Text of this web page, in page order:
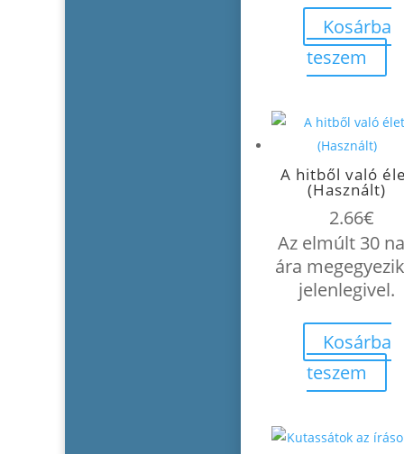
Kosárba
teszem
A hitből való
(Használt)
2.66€
Az elmúlt 30
ára
jelenlegivel.
Kosárba
teszem